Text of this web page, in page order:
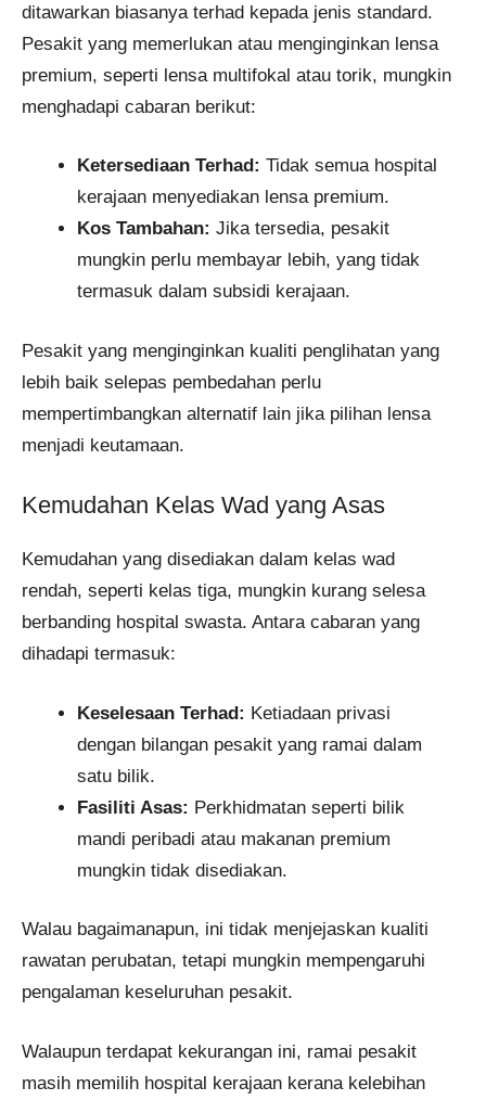
ditawarkan biasanya terhad kepada jenis standard.
Pesakit yang memerlukan atau menginginkan lensa
premium, seperti lensa multifokal atau torik, mungkin
menghadapi cabaran berikut:
Ketersediaan Terhad: Tidak semua hospital
kerajaan menyediakan lensa premium.
Kos Tambahan: Jika tersedia, pesakit
mungkin perlu membayar lebih, yang tidak
termasuk dalam subsidi kerajaan.
Pesakit yang menginginkan kualiti penglihatan yang
lebih baik selepas pembedahan perlu
mempertimbangkan alternatif lain jika pilihan lensa
menjadi keutamaan.
Kemudahan Kelas Wad yang Asas
Kemudahan yang disediakan dalam kelas wad
rendah, seperti kelas tiga, mungkin kurang selesa
berbanding hospital swasta. Antara cabaran yang
dihadapi termasuk:
Keselesaan Terhad: Ketiadaan privasi
dengan bilangan pesakit yang ramai dalam
satu bilik.
Fasiliti Asas: Perkhidmatan seperti bilik
mandi peribadi atau makanan premium
mungkin tidak disediakan.
Walau bagaimanapun, ini tidak menjejaskan kualiti
rawatan perubatan, tetapi mungkin mempengaruhi
pengalaman keseluruhan pesakit.
Walaupun terdapat kekurangan ini, ramai pesakit
masih memilih hospital kerajaan kerana kelebihan